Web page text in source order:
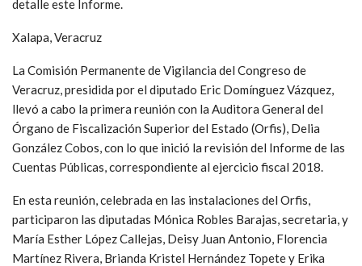
detalle este Informe.
Xalapa, Veracruz
La Comisión Permanente de Vigilancia del Congreso de
Veracruz, presidida por el diputado Eric Domínguez Vázquez,
llevó a cabo la primera reunión con la Auditora General del
Órgano de Fiscalización Superior del Estado (Orfis), Delia
González Cobos, con lo que inició la revisión del Informe de las
Cuentas Públicas, correspondiente al ejercicio fiscal 2018.
En esta reunión, celebrada en las instalaciones del Orfis,
participaron las diputadas Mónica Robles Barajas, secretaria, y
María Esther López Callejas, Deisy Juan Antonio, Florencia
Martínez Rivera, Brianda Kristel Hernández Topete y Erika